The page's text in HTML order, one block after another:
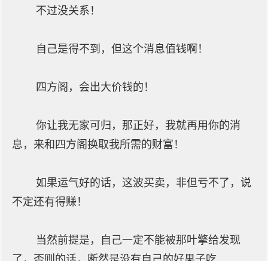
不过没关系！
自己是得不到，但这个消息值钱啊！
四方阁，会出大价钱的！
你让我无家可归，那正好，我就再用你的消
息，来和四方阁换取我所需的财富！
如果运气好的话，这波买卖，非但亏不了，说
不定还有得赚！
当然前提是，自己一定不能被那叶擎给发现